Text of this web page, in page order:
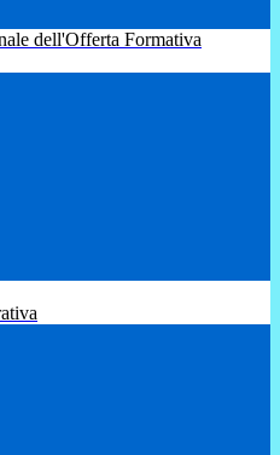
dell'Offerta Formativa